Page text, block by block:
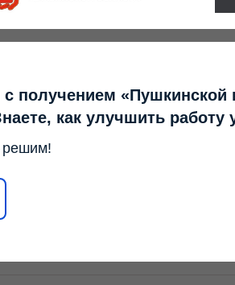
получением «Пушкинской
как улучшить работу